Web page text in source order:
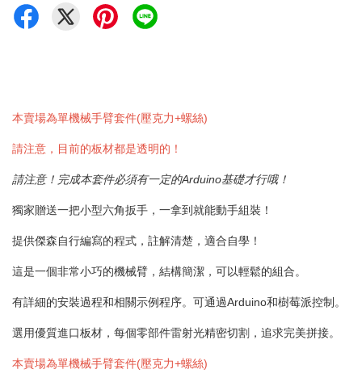
本賣場為單機械手臂套件(壓克力+螺絲)
請注意，目前的板材都是透明的！
請注意！完成本套件必須有一定的Arduino基礎才行哦！
獨家贈送一把小型六角扳手，一拿到就能動手組裝！
提供傑森自行編寫的程式，註解清楚，適合自學！
這是一個非常小巧的機械臂，結構簡潔，可以輕鬆的組合。
有詳細的安裝過程和相關示例程序。可通過Arduino和樹莓派控制。
選用優質進口板材，每個零部件雷射光精密切割，追求完美拼接。
本賣場為單機械手臂套件(壓克力+螺絲)